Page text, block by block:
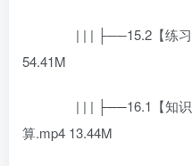
| | | ├──15.2【练习
54.41M
| | | ├──16.1【知识
算.mp4 13.44M